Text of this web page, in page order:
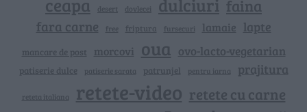
ceapa desert dovlecei dulciuri faina
fara carne free friptura fursecuri lamaie lapte
mancare de post morcovi oua ovo-lacto-vegetarian
patiserie dulce patiserie sarata patrunjel pentru iarna prajitura
reteta italiana retete-video retete cu carne